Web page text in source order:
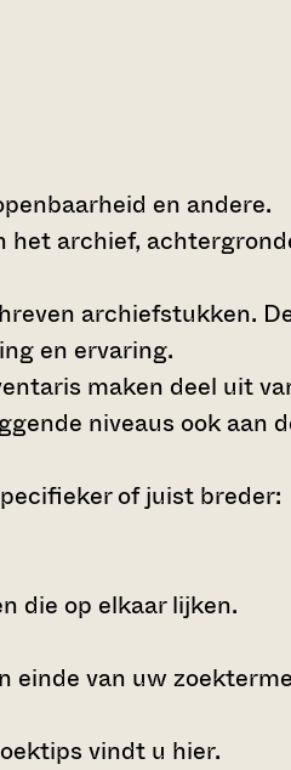
en andere.
archief,
archiefstukken.
en ervaring.
maken deel uit
niveaus ook aan
of juist breder:
die op elkaar lijken.
einde van uw
vindt u hier.